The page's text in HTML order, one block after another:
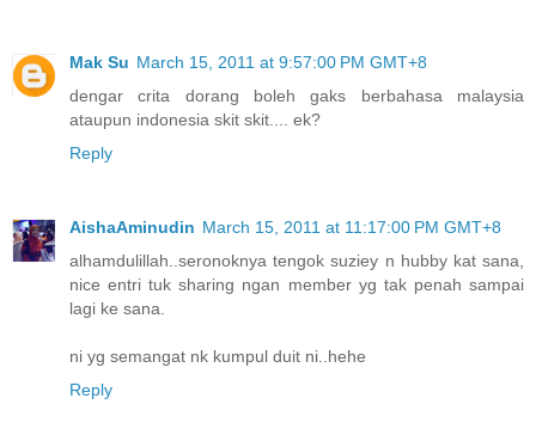
Mak Su March 15, 2011 at 9:57:00 PM GMT+8
dengar crita dorang boleh gaks berbahasa malaysia
ataupun indonesia skit skit.... ek?
Reply
AishaAminudin March 15, 2011 at 11:17:00 PM GMT+8
alhamdulillah..seronoknya tengok suziey n hubby kat sana,
nice entri tuk sharing ngan member yg tak penah sampai
lagi ke sana.
ni yg semangat nk kumpul duit ni..hehe
Reply